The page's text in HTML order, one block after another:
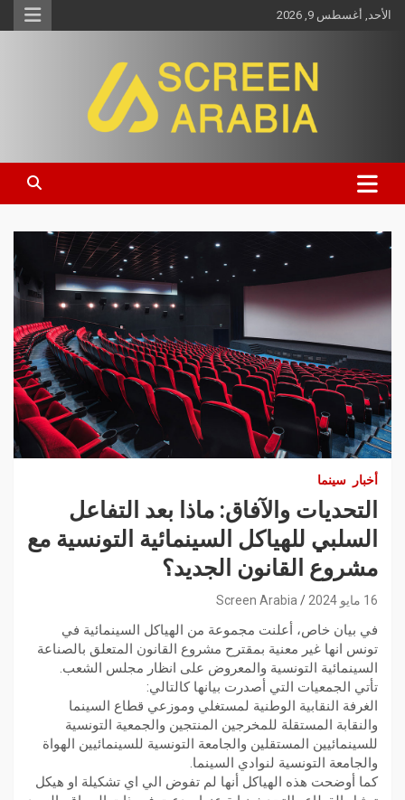
الأحد, أغسطس 9, 2026
Screen Arabia
أخبار سينما
التحديات والآفاق: ماذا بعد التفاعل
السلبي للهياكل السينمائية التونسية مع
مشروع القانون الجديد؟
16 مايو 2024 Screen Arabia
في بيان خاص، أعلنت مجموعة من الهياكل السينمائية في
تونس انها غير معنية بمقترح مشروع القانون المتعلق بالصناعة
السينمائية التونسية والمعروض على انظار مجلس الشعب.
تأتي الجمعيات التي أصدرت بيانها كالتالي:
الغرفة النقابية الوطنية لمستغلي وموزعي قطاع السينما
والنقابة المستقلة للمخرجين المنتجين والجمعية التونسية
للسينمائيين المستقلين والجامعة التونسية للسينمائيين الهواة
والجامعة التونسية لنوادي السينما.
كما أوضحت هذه الهياكل أنها لم تفوض الي اي تشكيلة او هيكل